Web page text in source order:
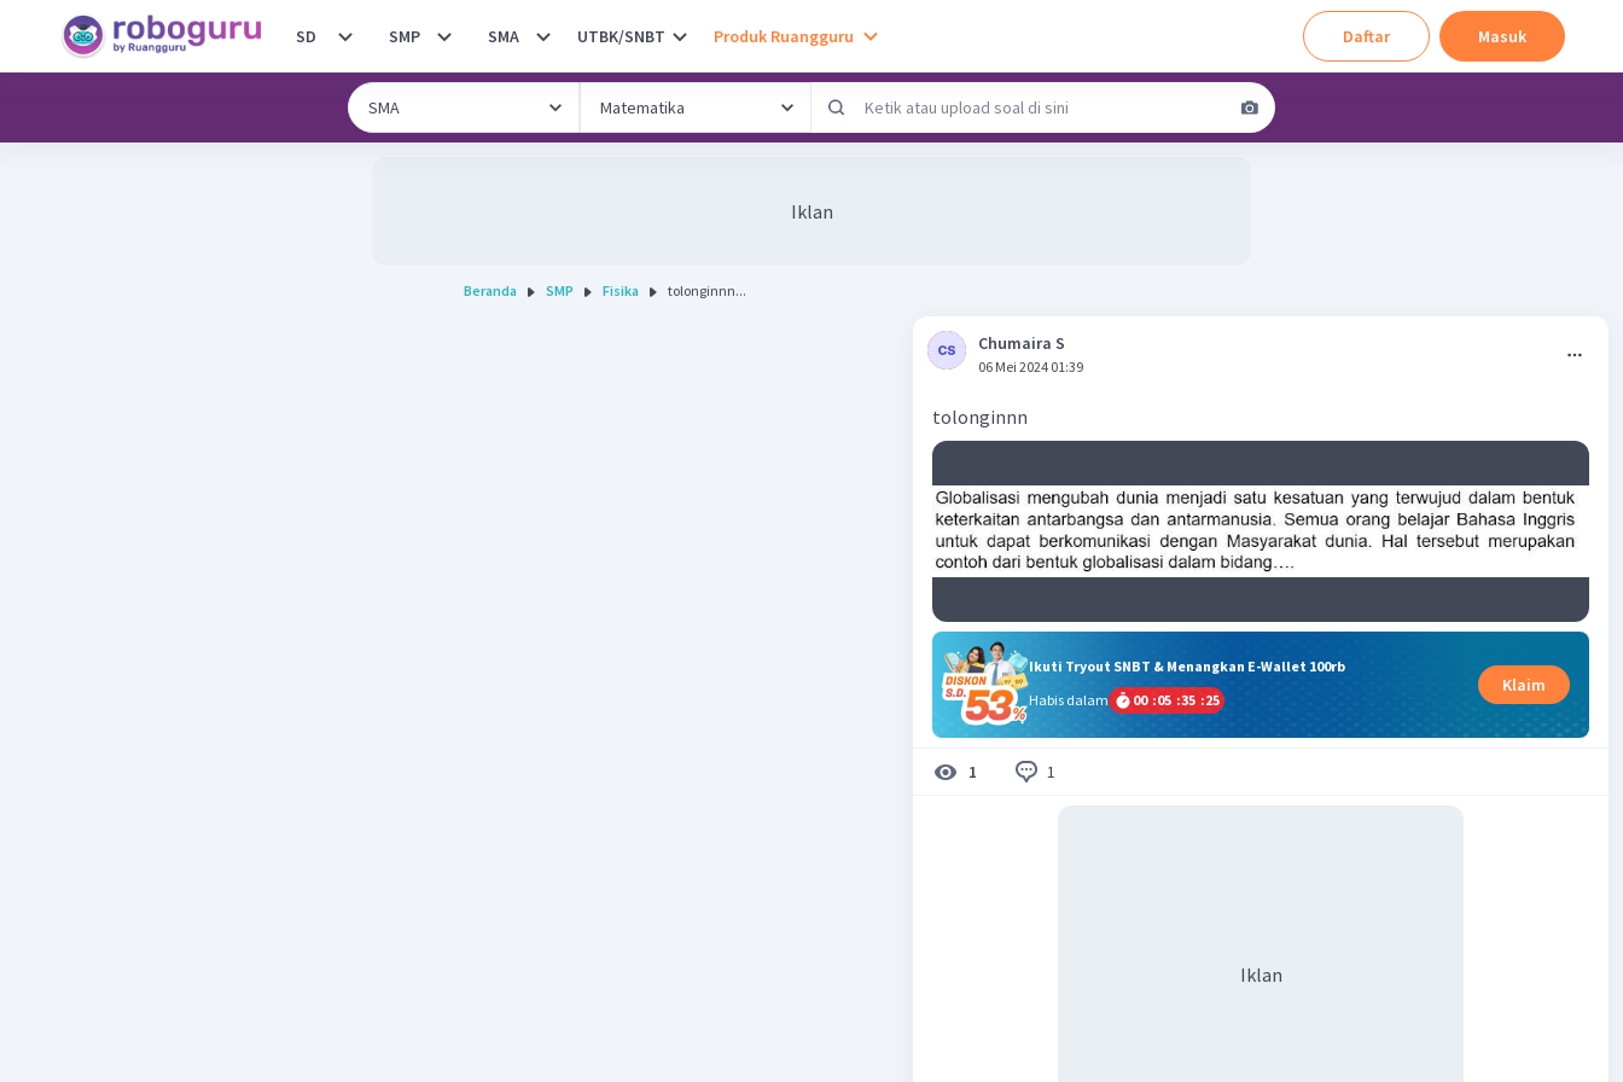
SD SMP SMA UTBK/SNBT Produk Ruangguru Daftar Masuk
Iklan
Beranda SMP Fisika tolonginnn...
Chumaira S
06 Mei 2024 01:39
tolonginnn
Ikuti Tryout SNBT & Menangkan E-Wallet 100rb
Habis dalam
00 :05 :35 :25
Klaim
1 1
Iklan